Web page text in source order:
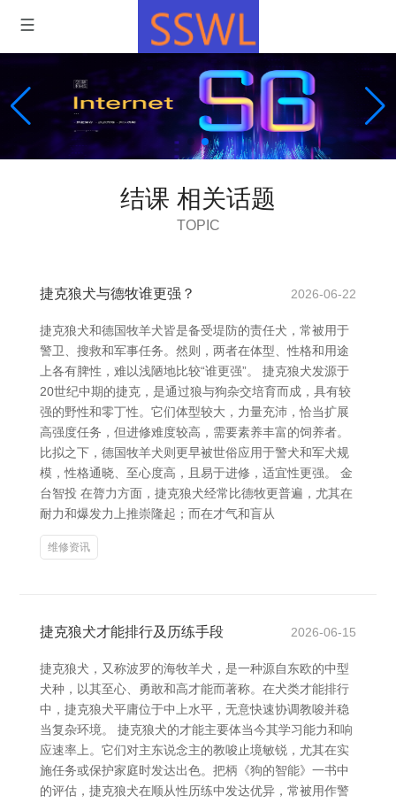
结课 相关话题
TOPIC
捷克狼犬与德牧谁更强？ 2026-06-22
捷克狼犬和德国牧羊犬皆是备受堤防的责任犬，常被用于
警卫、搜救和军事任务。然则，两者在体型、性格和用途
上各有脾性，难以浅陋地比较“谁更强”。 捷克狼犬发源于
20世纪中期的捷克，是通过狼与狗杂交培育而成，具有较
强的野性和零丁性。它们体型较大，力量充沛，恰当扩展
高强度任务，但进修难度较高，需要素养丰富的饲养者。
比拟之下，德国牧羊犬则更早被世俗应用于警犬和军犬规
模，性格通晓、至心度高，且易于进修，适宜性更强。 金
台智投 在膂力方面，捷克狼犬经常比德牧更普遍，尤其在
耐力和爆发力上推崇隆起；而在才气和盲从
维修资讯
捷克狼犬才能排行及历练手段 2026-06-15
捷克狼犬，又称波罗的海牧羊犬，是一种源自东欧的中型
犬种，以其至心、勇敢和高才能而著称。在犬类才能排行
中，捷克狼犬平庸位于中上水平，无意快速协调教唆并稳
当复杂环境。 捷克狼犬的才能主要体当今其学习能力和响
应速率上。它们对主东说念主的教唆止境敏锐，尤其在实
施任务或保护家庭时发达出色。把柄《狗的智能》一书中
的评估，捷克狼犬在顺从性历练中发达优异，常被用作警